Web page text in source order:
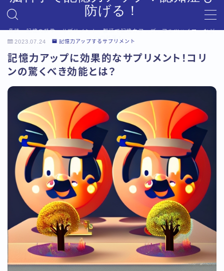
防げる！
音読、記憶の科学、サプリメント、脳活で記憶力アップ。アルツハイマーなど
プライバシーポリシー
利用規約／特定商取引法に基づく表記
利用規約／特定商取引法に基づく表記
有料記事の決済完了ページ
運営者情報
2023.07.24 記憶力アップするサプリメント
記憶力アップに効果的なサプリメント！コリ
ンの驚くべき効能とは？